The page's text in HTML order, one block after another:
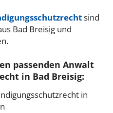
sind
Bad Breisig und
passenden Anwalt
in Bad Breisig:
in